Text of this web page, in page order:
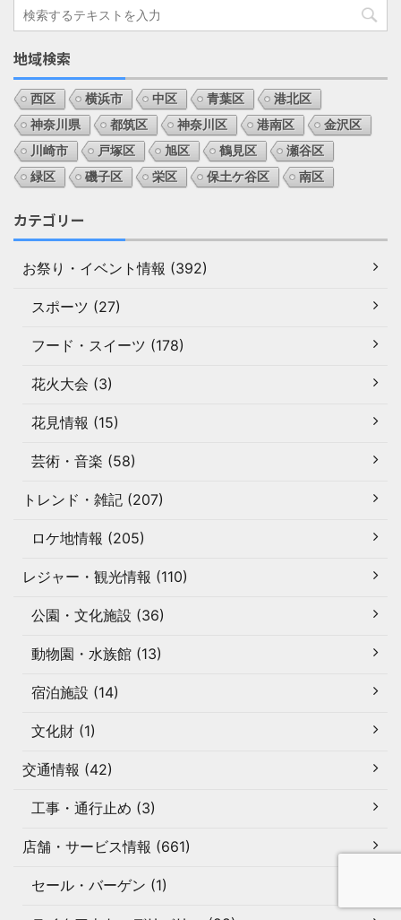
地域検索
西区 横浜市 中区 青葉区
港北区
神奈川県
都筑区 神奈川区 港南区
金沢区
川崎市
戸塚区 旭区 鶴見区
瀬谷区
緑区
磯子区 栄区 保土ケ谷区 南区
カテゴリー
お祭り・イベント情報 (392)
スポーツ (27)
フード・スイーツ (178)
花火大会 (3)
花見情報 (15)
芸術・音楽 (58)
トレンド・雑記 (207)
ロケ地情報 (205)
レジャー・観光情報 (110)
公園・文化施設 (36)
動物園・水族館 (13)
宿泊施設 (14)
文化財 (1)
交通情報 (42)
工事・通行止め (3)
店舗・サービス情報 (661)
セール・バーゲン (1)